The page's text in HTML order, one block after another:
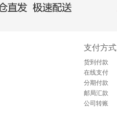
发，极速配送
支付方式
货到付款
在线支付
分期付款
邮局汇款
公司转账